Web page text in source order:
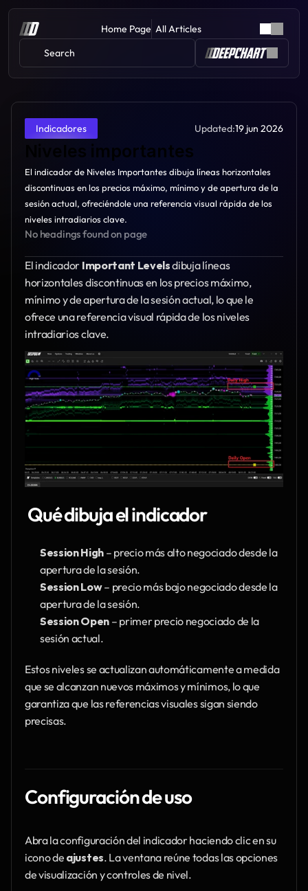
Home Page All Articles
Search
Indicadores Updated:19 jun 2026
Niveles importantes
El indicador de Niveles Importantes dibuja líneas horizontales
discontinuas en los precios máximo, mínimo y de apertura de la
sesión actual, ofreciéndole una referencia visual rápida de los
niveles intradiarios clave.
No headings found on page
El indicador Important Levels dibuja líneas
horizontales discontinuas en los precios máximo,
mínimo y de apertura de la sesión actual, lo que le
ofrece una referencia visual rápida de los niveles
intradiarios clave.
Qué dibuja el indicador
Session High – precio más alto negociado desde la
apertura de la sesión.
Session Low – precio más bajo negociado desde la
apertura de la sesión.
Session Open – primer precio negociado de la
sesión actual.
Estos niveles se actualizan automáticamente a medida
que se alcanzan nuevos máximos y mínimos, lo que
garantiza que las referencias visuales sigan siendo
precisas.
Configuración de uso
Abra la configuración del indicador haciendo clic en su
icono de ajustes. La ventana reúne todas las opciones
de visualización y controles de nivel.